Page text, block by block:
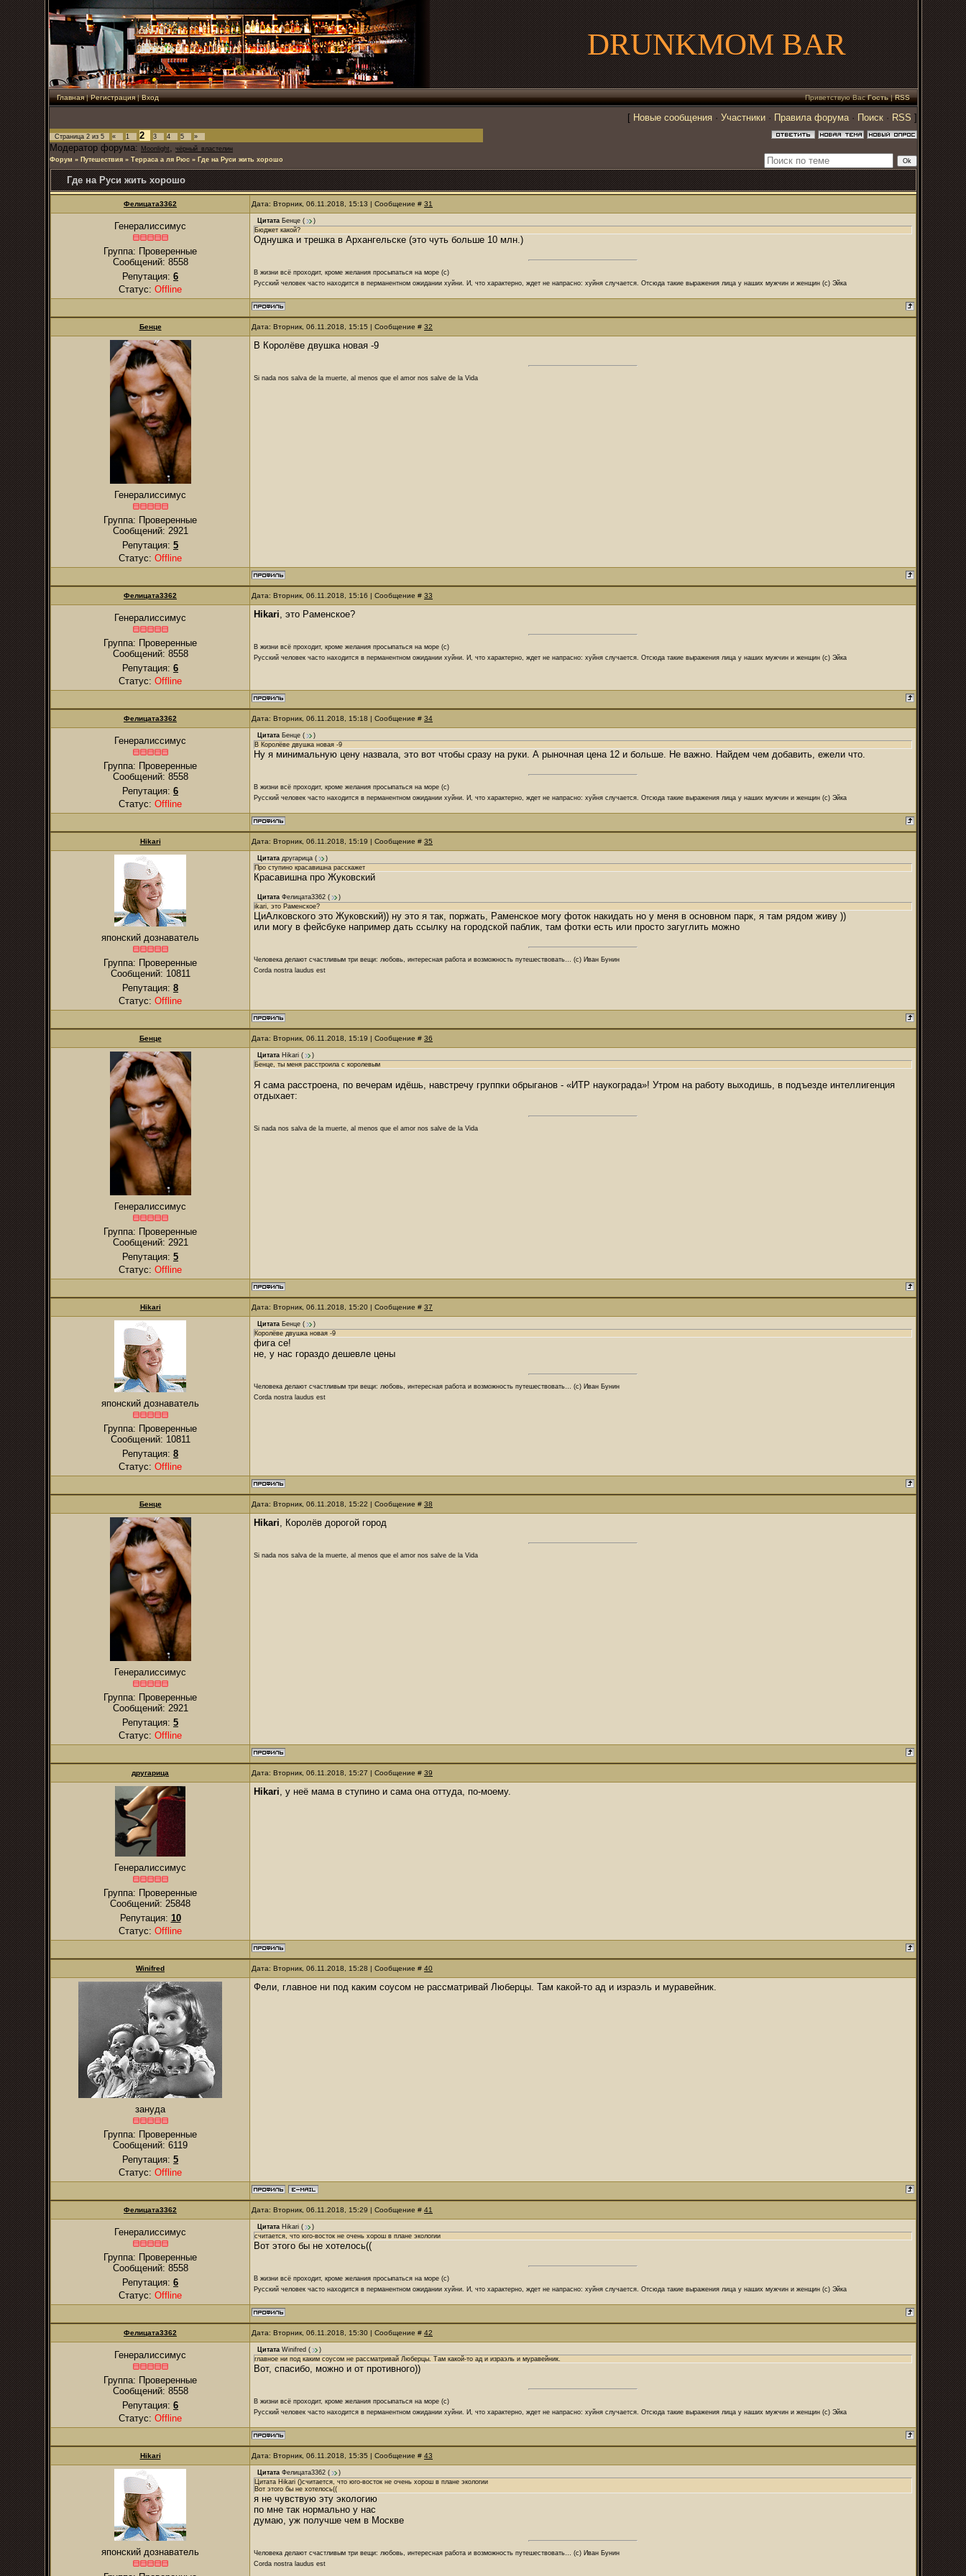
DRUNKMOM BAR
Главная|Регистрация|Вход Приветствую Вас Гость|RSS
[ Новые сообщения · Участники · Правила форума· Поиск · RSS ]
Страница 2 из 5 « 1 2 3 4 5 »
Модератор форума: Moonlight , чёрный_властелин
Форум » Путешествия » Терраса а ля Рюс » Где на Руси жить хорошо
Где на Руси жить хорошо
Фелицата3362 Дата: Вторник, 06.11.2018, 15:13 | Сообщение # 31
Генералиссимус
Группа: Проверенные
Сообщений: 8558
Репутация: 6
Статус: Offline
Цитата Бенце (
)
Бюджет какой?
Однушка и трешка в Архангельске (это чуть больше 10 млн.)
В жизни всё проходит, кроме желания просыпаться на море (с)
Русский человек часто находится в перманентном ожидании хуйни. И, что характерно, ждет не напрасно: хуйня случается. Отсюда такие выражения лица у наших мужчин и женщин (с) Эйка
Бенце Дата: Вторник, 06.11.2018, 15:15 | Сообщение # 32
Генералиссимус
Группа: Проверенные
Сообщений: 2921
Репутация: 5
Статус: Offline
В Королёве двушка новая -9
Si nada nos salva de la muerte, al menos que el amor nos salve de la Vida
Фелицата3362 Дата: Вторник, 06.11.2018, 15:16 | Сообщение # 33
Генералиссимус
Группа: Проверенные
Сообщений: 8558
Репутация: 6
Статус: Offline
Hikari, это Раменское?
В жизни всё проходит, кроме желания просыпаться на море (с)
Русский человек часто находится в перманентном ожидании хуйни. И, что характерно, ждет не напрасно: хуйня случается. Отсюда такие выражения лица у наших мужчин и женщин (с) Эйка
Фелицата3362 Дата: Вторник, 06.11.2018, 15:18 | Сообщение # 34
Генералиссимус
Группа: Проверенные
Сообщений: 8558
Репутация: 6
Статус: Offline
Цитата Бенце (
)
В Королёве двушка новая -9
Ну я минимальную цену назвала, это вот чтобы сразу на руки. А рыночная цена 12 и больше. Не важно. Найдем чем добавить, ежели что.
В жизни всё проходит, кроме желания просыпаться на море (с)
Русский человек часто находится в перманентном ожидании хуйни. И, что характерно, ждет не напрасно: хуйня случается. Отсюда такие выражения лица у наших мужчин и женщин (с) Эйка
Hikari Дата: Вторник, 06.11.2018, 15:19 | Сообщение # 35
японский дознаватель
Группа: Проверенные
Сообщений: 10811
Репутация: 8
Статус: Offline
Цитата другарица (
)
Про ступино красавишна расскажет
Красавишна про Жуковский
Цитата Фелицата3362 (
)
ikari, это Раменское?
ЦиАлковского это Жуковский)) ну это я так, поржать, Раменское могу фоток накидать но у меня в основном парк, я там рядом живу ))
или могу в фейсбуке например дать ссылку на городской паблик, там фотки есть или просто загуглить можно
Человека делают счастливым три вещи: любовь, интересная работа и возможность путешествовать… (с) Иван Бунин
Corda nostra laudus est
Бенце Дата: Вторник, 06.11.2018, 15:19 | Сообщение # 36
Генералиссимус
Группа: Проверенные
Сообщений: 2921
Репутация: 5
Статус: Offline
Цитата Hikari (
)
Бенце, ты меня расстроила с королевым
Я сама расстроена, по вечерам идёшь, навстречу группки обрыганов - «ИТР наукограда»! Утром на работу выходишь, в подъезде интеллигенция
отдыхает:
Si nada nos salva de la muerte, al menos que el amor nos salve de la Vida
Hikari Дата: Вторник, 06.11.2018, 15:20 | Сообщение # 37
японский дознаватель
Группа: Проверенные
Сообщений: 10811
Репутация: 8
Статус: Offline
Цитата Бенце (
)
Королёве двушка новая -9
фига се!
не, у нас гораздо дешевле цены
Человека делают счастливым три вещи: любовь, интересная работа и возможность путешествовать… (с) Иван Бунин
Corda nostra laudus est
Бенце Дата: Вторник, 06.11.2018, 15:22 | Сообщение # 38
Генералиссимус
Группа: Проверенные
Сообщений: 2921
Репутация: 5
Статус: Offline
Hikari, Королёв дорогой город
Si nada nos salva de la muerte, al menos que el amor nos salve de la Vida
другарица Дата: Вторник, 06.11.2018, 15:27 | Сообщение # 39
Генералиссимус
Группа: Проверенные
Сообщений: 25848
Репутация: 10
Статус: Offline
Hikari, у неё мама в ступино и сама она оттуда, по-моему.
Winifred Дата: Вторник, 06.11.2018, 15:28 | Сообщение # 40
зануда
Группа: Проверенные
Сообщений: 6119
Репутация: 5
Статус: Offline
Фели, главное ни под каким соусом не рассматривай Люберцы. Там какой-то ад и израэль и муравейник.
Фелицата3362 Дата: Вторник, 06.11.2018, 15:29 | Сообщение # 41
Генералиссимус
Группа: Проверенные
Сообщений: 8558
Репутация: 6
Статус: Offline
Цитата Hikari (
)
считается, что юго-восток не очень хорош в плане экологии
Вот этого бы не хотелось((
В жизни всё проходит, кроме желания просыпаться на море (с)
Русский человек часто находится в перманентном ожидании хуйни. И, что характерно, ждет не напрасно: хуйня случается. Отсюда такие выражения лица у наших мужчин и женщин (с) Эйка
Фелицата3362 Дата: Вторник, 06.11.2018, 15:30 | Сообщение # 42
Генералиссимус
Группа: Проверенные
Сообщений: 8558
Репутация: 6
Статус: Offline
Цитата Winifred (
)
главное ни под каким соусом не рассматривай Люберцы. Там какой-то ад и израэль и муравейник.
Вот, спасибо, можно и от противного))
В жизни всё проходит, кроме желания просыпаться на море (с)
Русский человек часто находится в перманентном ожидании хуйни. И, что характерно, ждет не напрасно: хуйня случается. Отсюда такие выражения лица у наших мужчин и женщин (с) Эйка
Hikari Дата: Вторник, 06.11.2018, 15:35 | Сообщение # 43
японский дознаватель
Цитата Фелицата3362 (
)
Цитата Hikari ()считается, что юго-восток не очень хорош в плане экологии
Вот этого бы не хотелось((
я не чувствую эту экологию
по мне так нормально у нас
думаю, уж получше чем в Москве
Человека делают счастливым три вещи: любовь, интересная работа и возможность путешествовать… (с) Иван Бунин
Corda nostra laudus est